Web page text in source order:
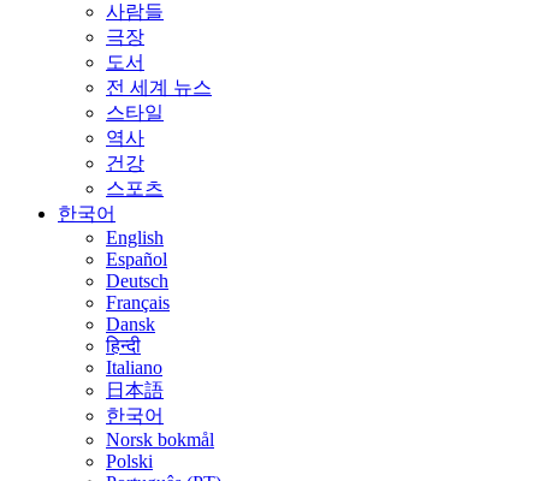
사람들
극장
도서
전 세계 뉴스
스타일
역사
건강
스포츠
한국어
English
Español
Deutsch
Français
Dansk
हिन्दी
Italiano
日本語
한국어
Norsk bokmål
Polski